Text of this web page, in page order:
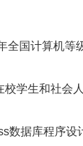
国计算机等
学生和社会人
据库程序设